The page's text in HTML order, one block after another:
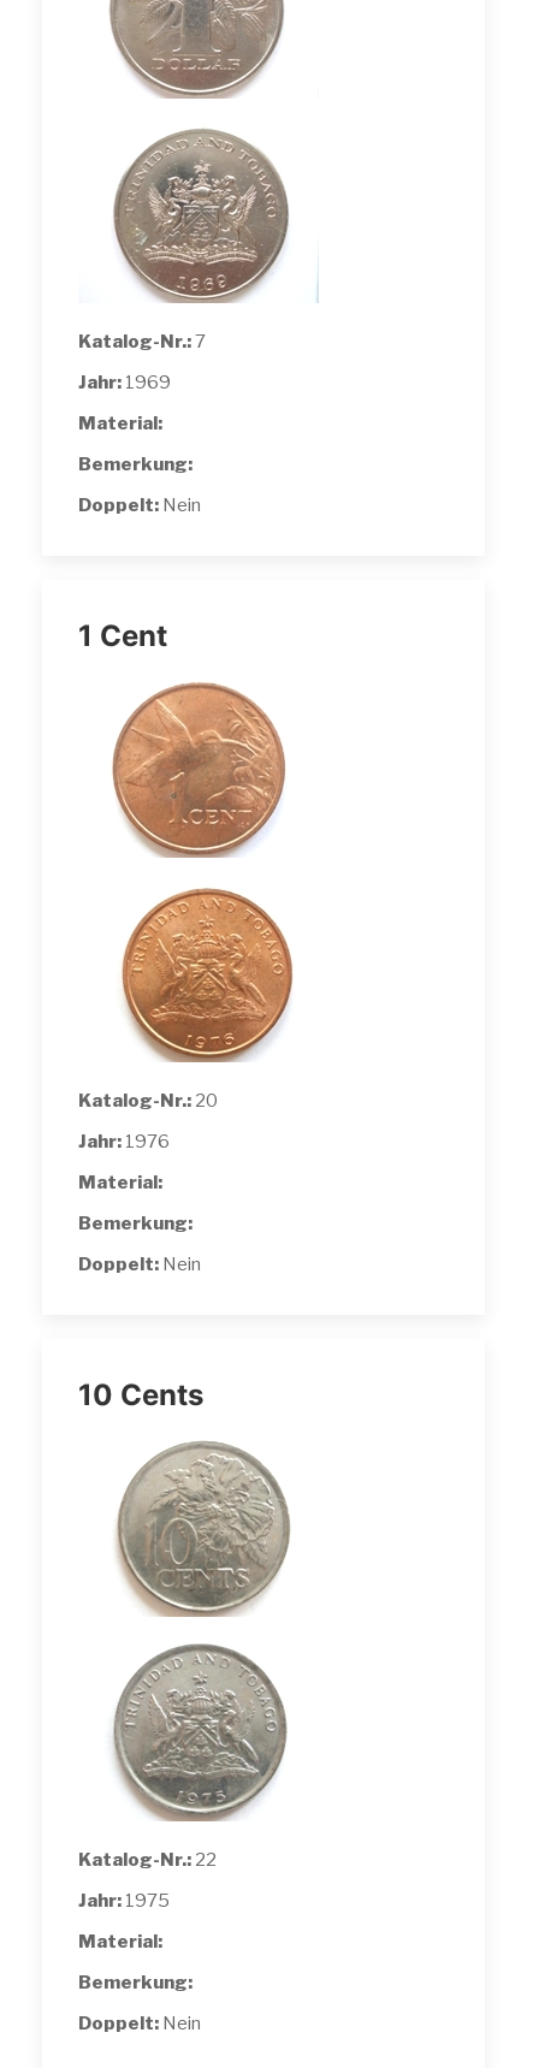
Katalog-Nr.:7
Jahr: 1969
Material:
Bemerkung:
Doppelt: Nein
1 Cent
Katalog-Nr.: 20
Jahr: 1976
Material:
Bemerkung:
Doppelt: Nein
10 Cents
Katalog-Nr.: 22
Jahr: 1975
Material:
Bemerkung:
Doppelt: Nein